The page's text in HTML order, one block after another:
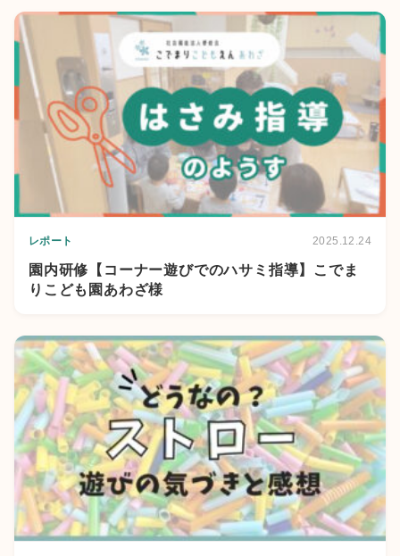
レポート 2025.12.24
園内研修【コーナー遊びでのハサミ指導】こでま
りこども園あわざ様